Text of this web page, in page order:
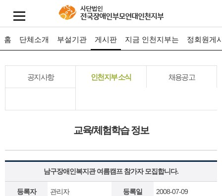
홈 단체소개 부설기관 게시판 지금 인천지부는 정회원게
공지사항 인천지부 소식 채용공고
교육/체험학습 정보
남구장애인복지관 여름캠프 참가자 모집합니다.
등록자 관리자 등록일 2008-07-09